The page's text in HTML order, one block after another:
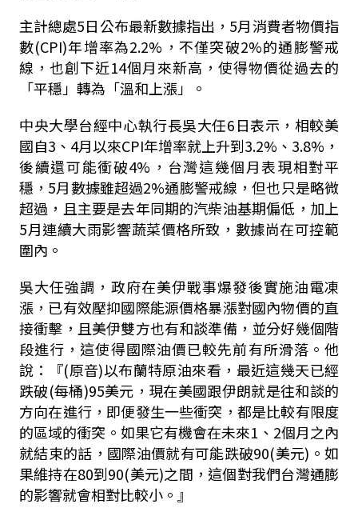
主計總處5日公布最新數據指出，5月消費者物價指
數(CPI)年增率為2.2%，不僅突破2%的通膨警戒
線，也創下近14個月來新高，使得物價從過去的
「平穩」轉為「溫和上漲」。
中央大學台經中心執行長吳大任6日表示，相較美
國自3、4月以來CPI年增率就上升到3.2%、3.8%，
後續還可能衝破4%，台灣這幾個月表現相對平
穩，5月數據雖超過2%通膨警戒線，但也只是略微
超過，且主要是去年同期的汽柴油基期偏低，加上
5月連續大雨影響蔬菜價格所致，數據尚在可控範
圍內。
吳大任強調，政府在美伊戰事爆發後實施油電凍
漲，已有效壓抑國際能源價格暴漲對國內物價的直
接衝擊，且美伊雙方也有和談準備，並分好幾個階
段進行，這使得國際油價已較先前有所滑落。他
說：『(原音)以布蘭特原油來看，最近這幾天已經
跌破(每桶)95美元，現在美國跟伊朗就是往和談的
方向在進行，即便發生一些衝突，都是比較有限度
的區域的衝突。如果它有機會在未來1、2個月之內
就結束的話，國際油價就有可能跌破90(美元)。如
果維持在80到90(美元)之間，這個對我們台灣通膨
的影響就會相對比較小。』